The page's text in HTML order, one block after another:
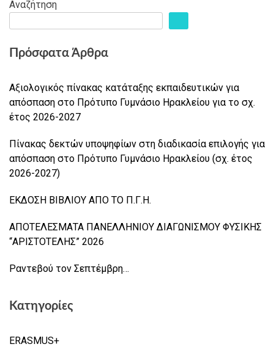
Αναζήτηση
Πρόσφατα Άρθρα
Αξιολογικός πίνακας κατάταξης εκπαιδευτικών για
απόσπαση στο Πρότυπο Γυμνάσιο Ηρακλείου για το σχ.
έτος 2026-2027
Πίνακας δεκτών υποψηφίων στη διαδικασία επιλογής για
απόσπαση στο Πρότυπο Γυμνάσιο Ηρακλείου (σχ. έτος
2026-2027)
ΕΚΔΟΣΗ ΒΙΒΛΙΟΥ ΑΠΟ ΤΟ Π.Γ.Η.
ΑΠΟΤΕΛΕΣΜΑΤΑ ΠΑΝΕΛΛΗΝΙΟΥ ΔΙΑΓΩΝΙΣΜΟΥ ΦΥΣΙΚΗΣ
“ΑΡΙΣΤΟΤΕΛΗΣ” 2026
Ραντεβού τον Σεπτέμβρη…
Κατηγορίες
ERASMUS+